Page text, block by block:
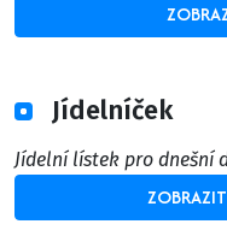
Jídelníček
Jídelní lístek pro dnešní